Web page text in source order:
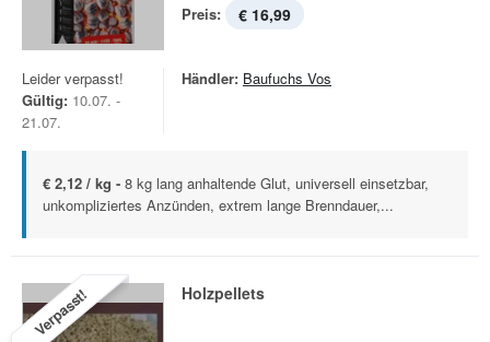
Preis: € 16,99
Leider verpasst!
Gültig: 10.07. -
21.07.
Händler: Baufuchs Vos
€ 2,12 / kg - 8 kg lang anhaltende Glut, universell einsetzbar,
unkompliziertes Anzünden, extrem lange Brenndauer,...
Verpasst! Holzpellets